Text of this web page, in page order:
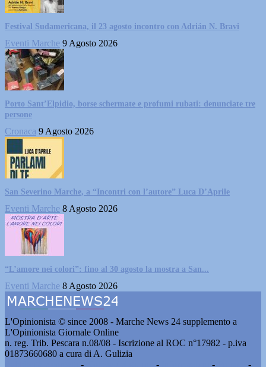
Festival Sudamericana, il 23 agosto incontro con Adrián N. Bravi
Eventi Marche 9 Agosto 2026
Porto Sant’Elpidio, borse schermate e profumi rubati: denunciate tre
persone
Cronaca 9 Agosto 2026
San Severino Marche, a “Incontri con l’autore” Luca D’Aprile
Eventi Marche 8 Agosto 2026
“L’amore nei colori”: fino al 30 agosto la mostra a San...
Eventi Marche 8 Agosto 2026
L'Opinionista © since 2008 - Marche News 24 supplemento a
L'Opinionista Giornale Online
n. reg. Trib. Pescara n.08/08 - Iscrizione al ROC n°17982 - p.iva
01873660680 a cura di A. Gulizia
- - -
-